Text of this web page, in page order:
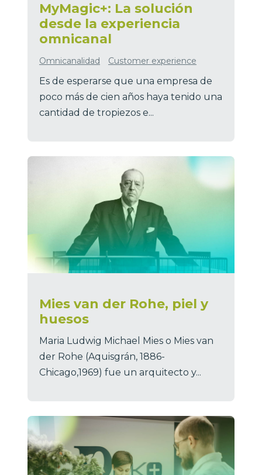
MyMagic+: La solución
desde la experiencia
omnicanal
Omnicanalidad Customer experience
Es de esperarse que una empresa de
poco más de cien años haya tenido una
cantidad de tropiezos e...
Mies van der Rohe, piel y
huesos
Maria Ludwig Michael Mies o Mies van
der Rohe (Aquisgrán, 1886-
Chicago,1969) fue un arquitecto y...